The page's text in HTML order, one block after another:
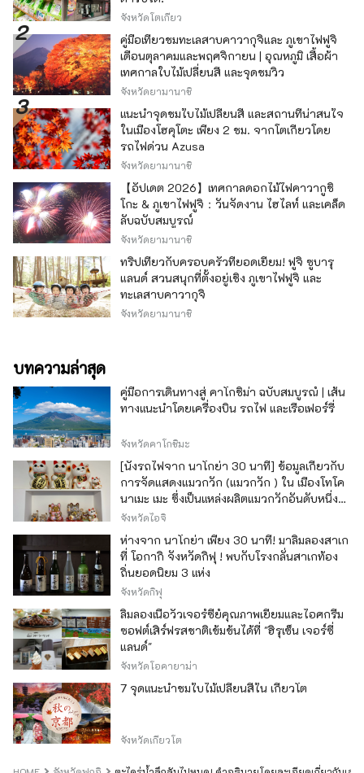
จังหวัดโตเกียว
คู่มือเที่ยวชมทะเลสาบคาวากุจิและ ภูเขาไฟฟูจิ
เดือนตุลาคมและพฤศจิกายน | อุณหภูมิ เสื้อผ้า
เทศกาลใบไม้เปลี่ยนสี และจุดชมวิว
จังหวัดยามานาชิ
แนะนำจุดชมใบไม้เปลี่ยนสี และสถานที่น่าสนใจ
ในเมืองโฮคุโตะ เพียง 2 ชม. จากโตเกียวโดย
รถไฟด่วน Azusa
จังหวัดยามานาชิ
【อัปเดต 2026】เทศกาลดอกไม้ไฟคาวากูชิ
โกะ & ภูเขาไฟฟูจิ：วันจัดงาน ไฮไลท์ และเคล็ด
ลับฉบับสมบูรณ์
จังหวัดยามานาชิ
ทริปเที่ยวกับครอบครัวที่ยอดเยี่ยม! ฟูจิ ซูบารุ
แลนด์ สวนสนุกที่ตั้งอยู่เชิง ภูเขาไฟฟูจิ และ
ทะเลสาบคาวากุจิ
จังหวัดยามานาชิ
บทความล่าสุด
คู่มือการเดินทางสู่ คาโกชิม่า ฉบับสมบูรณ์ | เส้น
ทางแนะนำโดยเครื่องบิน รถไฟ และเรือเฟอร์รี่
จังหวัดคาโกชิมะ
[นั่งรถไฟจาก นาโกย่า 30 นาที] ข้อมูลเกี่ยวกับ
การจัดแสดงแมวกวัก (แมวกวัก ) ใน เมืองโทโค
นาเมะ เมะ ซึ่งเป็นแหล่งผลิตแมวกวักอันดับหนึ่ง
ของญี่ปุ่น
จังหวัดไอจิ
ห่างจาก นาโกย่า เพียง 30 นาที! มาลิ้มลองสาเก
ที่ โอกากิ จังหวัดกิฟุ ! พบกับโรงกลั่นสาเกท้อง
ถิ่นยอดนิยม 3 แห่ง
จังหวัดกิฟุ
ลิ้มลองเนื้อวัวเจอร์ซีย์คุณภาพเยี่ยมและไอศกรีม
ซอฟต์เสิร์ฟรสชาติเข้มข้นได้ที่ "ฮิรุเซ็น เจอร์ซี่
แลนด์"
จังหวัดโอคายาม่า
7 จุดแนะนำชมใบไม้เปลี่ยนสีใน เกียวโต
จังหวัดเกียวโต